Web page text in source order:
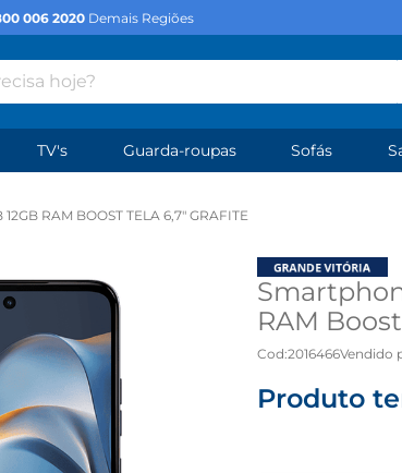
006 2020 Demais Regiões
hoje?
TV's Guarda-roupas Sofás
RAM BOOST TELA 6,7" GRAFITE
RAM
Cod:2016466Vendido
Produto